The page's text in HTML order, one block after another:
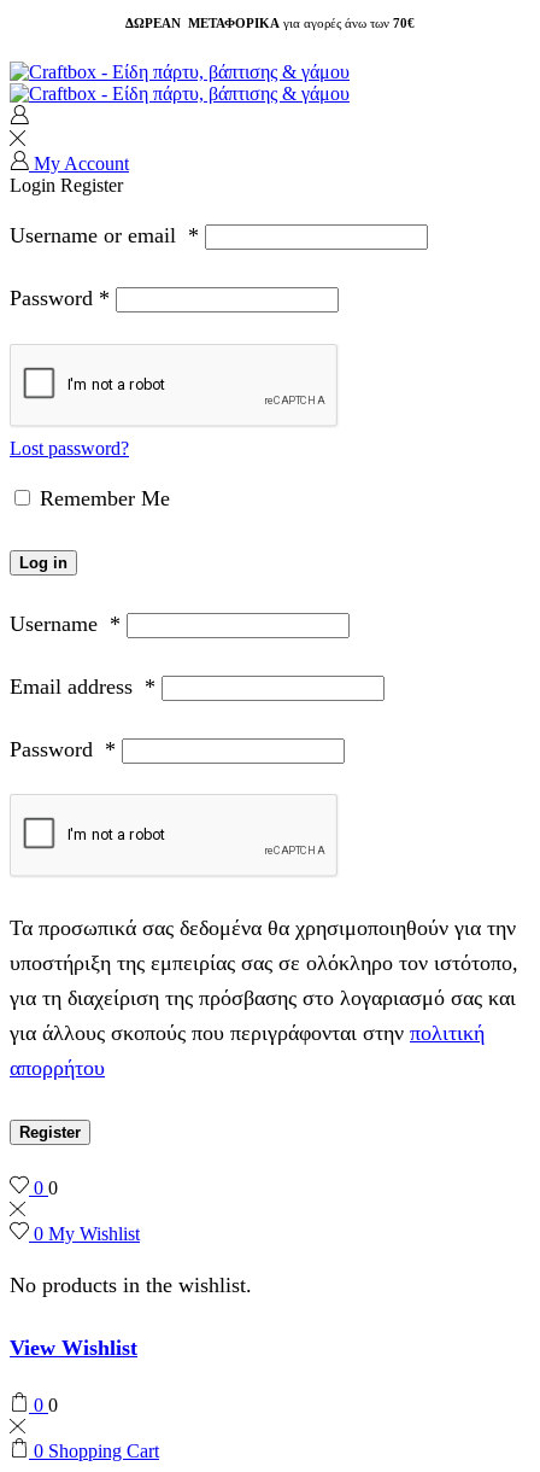
ΔΩΡΕΑΝ ΜΕΤΑΦΟΡΙΚΑ για αγορές άνω των 70€
My Account
Login Register
Username or email *
Password *
Lost password?
Remember Me
Log in
Username *
Email address *
Password *
Τα προσωπικά σας δεδομένα θα χρησιμοποιηθούν για την
υποστήριξη της εμπειρίας σας σε ολόκληρο τον ιστότοπο,
για τη διαχείριση της πρόσβασης στο λογαριασμό σας και
για άλλους σκοπούς που περιγράφονται στην πολιτική
απορρήτου
Register
0 0
0 My Wishlist
No products in the wishlist.
View Wishlist
0 0
0 Shopping Cart